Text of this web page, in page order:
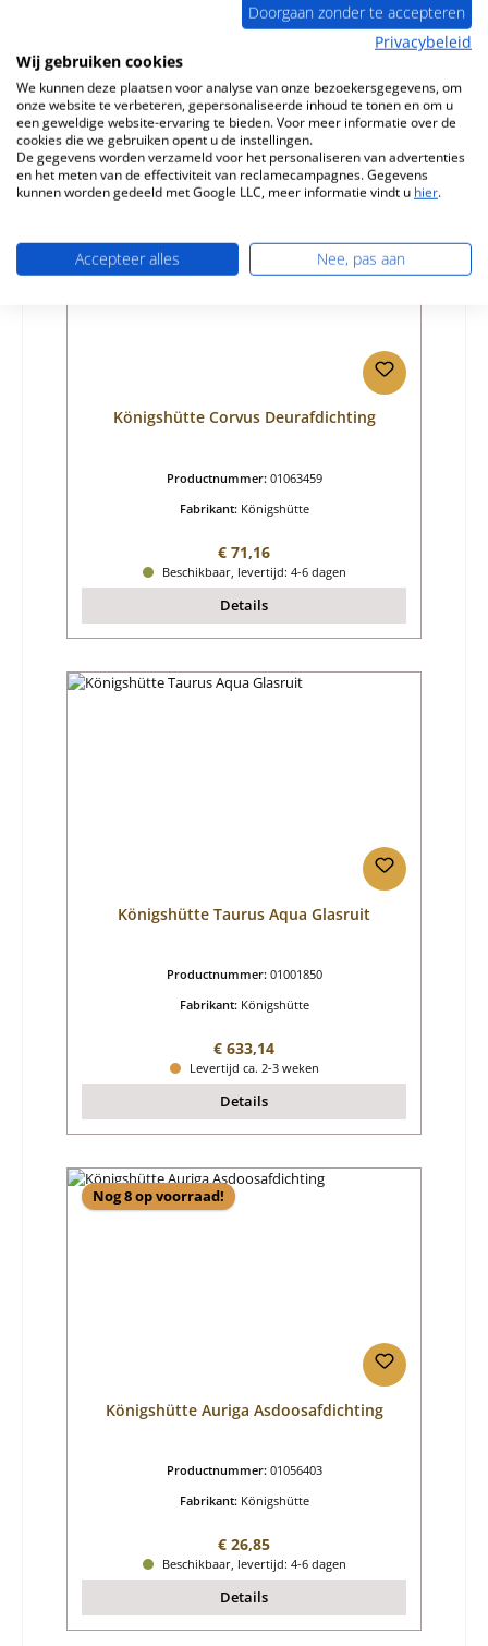
Königshütte
Details
Königshütte Corvus Deurafdichting
Productnummer: 01063459
Fabrikant: Königshütte
Normale prijs:
€ 71,16
Beschikbaar, levertijd: 4-6 dagen
Details
Königshütte Taurus Aqua Glasruit
Productnummer: 01001850
Fabrikant: Königshütte
Normale prijs:
€ 633,14
Levertijd ca. 2-3 weken
Details
Nog 8 op voorraad!
Königshütte Auriga Asdoosafdichting
Productnummer: 01056403
Fabrikant: Königshütte
Normale prijs:
€ 26,85
Beschikbaar, levertijd: 4-6 dagen
Details
Doorgaan zonder te accepteren
Privacybeleid
Wij gebruiken cookies
We kunnen deze plaatsen voor analyse van onze bezoekersgegevens, om
onze website te verbeteren, gepersonaliseerde inhoud te tonen en om u
een geweldige website-ervaring te bieden. Voor meer informatie over de
cookies die we gebruiken opent u de instellingen.
De gegevens worden verzameld voor het personaliseren van advertenties
en het meten van de effectiviteit van reclamecampagnes. Gegevens
kunnen worden gedeeld met Google LLC, meer informatie vindt u hier.
Accepteer alles Nee, pas aan